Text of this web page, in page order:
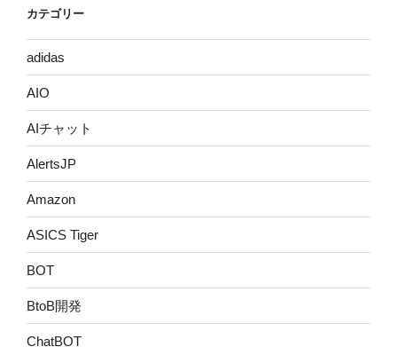
カテゴリー
adidas
AIO
AIチャット
AlertsJP
Amazon
ASICS Tiger
BOT
BtoB開発
ChatBOT